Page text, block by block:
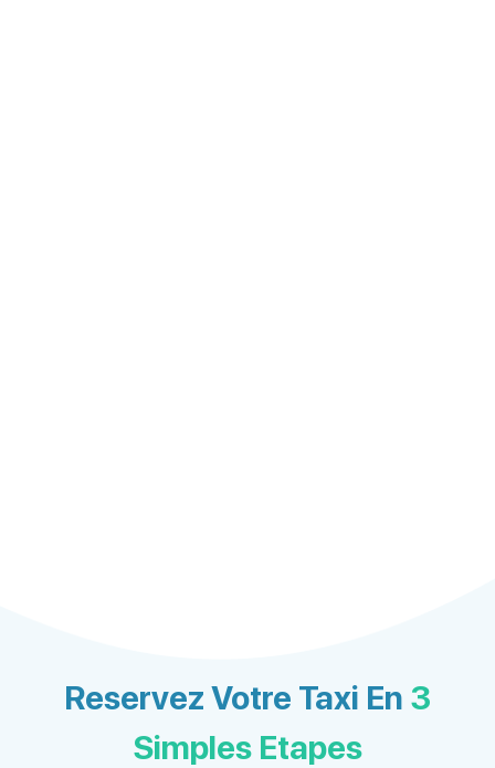
Reservez Votre Taxi En 3
Simples Etapes